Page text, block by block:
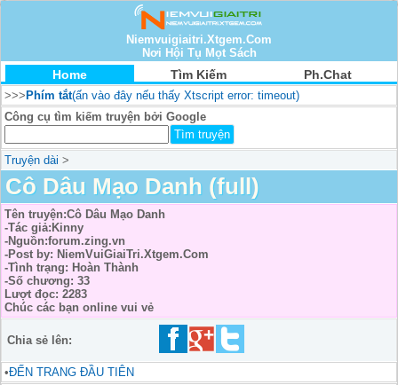
Niemvuigiaitri.Xtgem.Com
Nơi Hội Tụ Mọt Sách
Home Tìm Kiếm Ph.Chat
>>>Phím tắt(ấn vào đây nếu thấy Xtscript error: timeout)
Công cụ tìm kiếm truyện bởi Google
Truyện dài >
Cô Dâu Mạo Danh (full)
Tên truyện:Cô Dâu Mạo Danh
-Tác giả:Kinny
-Nguồn:forum.zing.vn
-Post by: NiemVuiGiaiTri.Xtgem.Com
-Tình trạng: Hoàn Thành
-Số chương: 33
Lượt đọc: 2283
Chúc các bạn online vui vẻ
Chia sẻ lên:
•ĐẾN TRANG ĐẦU TIÊN